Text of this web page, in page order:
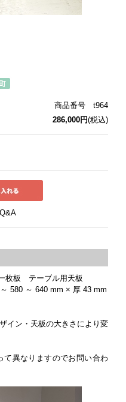
商品番号 t964
286,000円(税込)
Q&A
枚板 テーブル用天板
580 ～ 640 mm × 厚 43 mm
イン・天板の大きさにより変
て異なりますのでお問い合わ